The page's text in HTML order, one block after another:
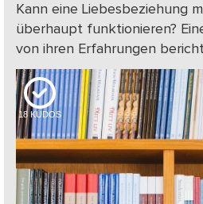
Kann eine Liebesbeziehung
überhaupt funktionieren?
von ihren Erfahrungen
18 KUDOS